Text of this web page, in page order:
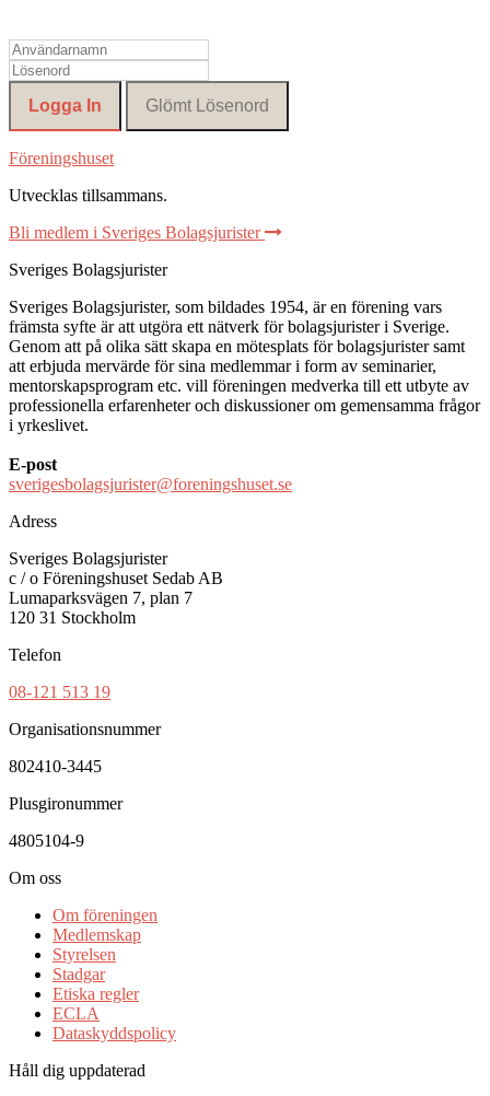
Föreningshuset
Utvecklas tillsammans.
Bli medlem i Sveriges Bolagsjurister
Sveriges Bolagsjurister
Sveriges Bolagsjurister, som bildades 1954, är en förening vars
främsta syfte är att utgöra ett nätverk för bolagsjurister i Sverige.
Genom att på olika sätt skapa en mötesplats för bolagsjurister samt
att erbjuda mervärde för sina medlemmar i form av seminarier,
mentorskapsprogram etc. vill föreningen medverka till ett utbyte av
professionella erfarenheter och diskussioner om gemensamma frågor
i yrkeslivet.
E-post
sverigesbolagsjurister@foreningshuset.se
Adress
Sveriges Bolagsjurister
c / o Föreningshuset Sedab AB
Lumaparksvägen 7, plan 7
120 31 Stockholm
Telefon
08-121 513 19
Organisationsnummer
802410-3445
Plusgironummer
4805104-9
Om oss
Om föreningen
Medlemskap
Styrelsen
Stadgar
Etiska regler
ECLA
Dataskyddspolicy
Håll dig uppdaterad